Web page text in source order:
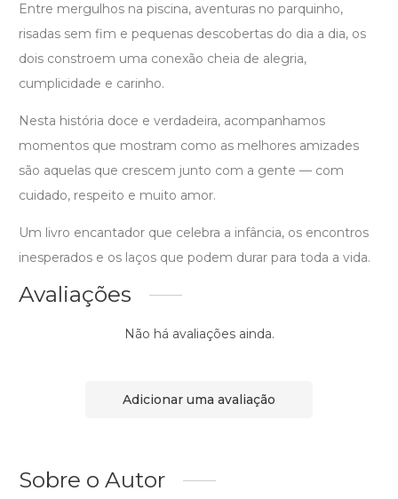
Entre mergulhos na piscina, aventuras no parquinho,
risadas sem fim e pequenas descobertas do dia a dia, os
dois constroem uma conexão cheia de alegria,
cumplicidade e carinho.
Nesta história doce e verdadeira, acompanhamos
momentos que mostram como as melhores amizades
são aquelas que crescem junto com a gente — com
cuidado, respeito e muito amor.
Um livro encantador que celebra a infância, os encontros
inesperados e os laços que podem durar para toda a vida.
Avaliações
Não há avaliações ainda.
Adicionar uma avaliação
Sobre o Autor